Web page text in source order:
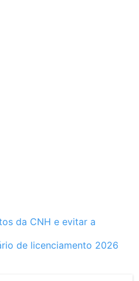
da CNH e evitar a
de licenciamento 2026